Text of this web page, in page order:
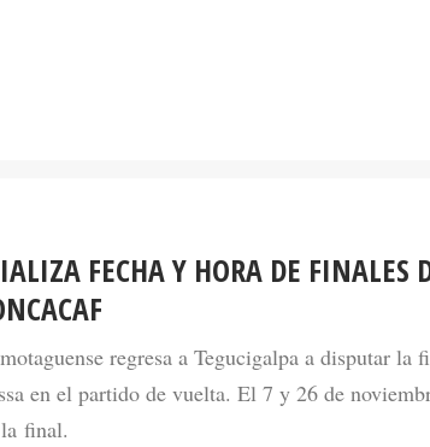
FECHA Y HORA DE FINALES
regresa a Tegucigalpa a disputar la
en el partido de vuelta. El 7 y 26 de
final.